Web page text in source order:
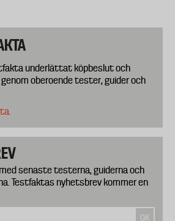
underlättat köpbeslut och
oberoende tester, guider och
senaste testerna, guiderna och
Testfaktas nyhetsbrev kommer en